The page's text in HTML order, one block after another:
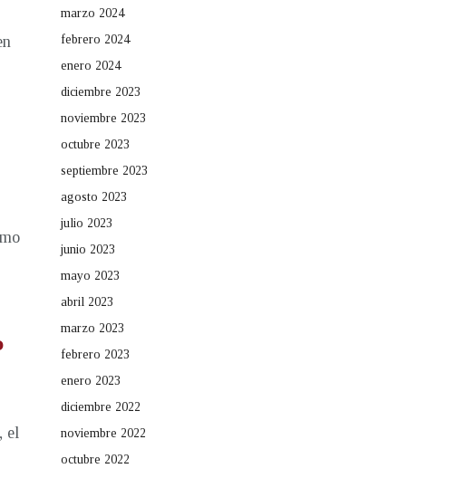
el
marzo 2024
febrero 2024
enero 2024
diciembre 2023
noviembre 2023
octubre 2023
septiembre 2023
agosto 2023
julio 2023
junio 2023
mayo 2023
abril 2023
marzo 2023
febrero 2023
enero 2023
diciembre 2022
noviembre 2022
octubre 2022